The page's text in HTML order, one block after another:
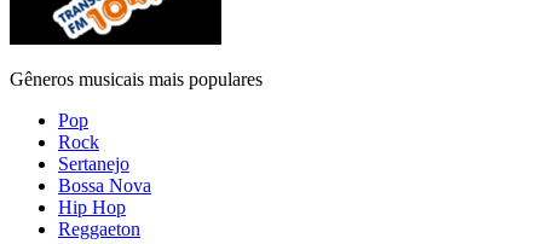
Gêneros musicais mais populares
Pop
Rock
Sertanejo
Bossa Nova
Hip Hop
Reggaeton